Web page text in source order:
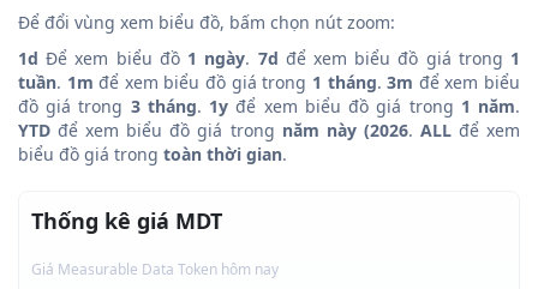
Để đổi vùng xem biểu đồ, bấm chọn nút zoom:
1d Để xem biểu đồ 1 ngày. 7d để xem biểu đồ giá trong 1
tuần. 1m để xem biểu đồ giá trong 1 tháng.3m để xem biểu
đồ giá trong 3 tháng. 1y để xem biểu đồ giá trong 1 năm.
YTD để xem biểu đồ giá trong năm này (2026. ALLđể xem
biểu đồ giá trong toàn thời gian.
Thống kê giá MDT
Giá Measurable Data Token hôm nay